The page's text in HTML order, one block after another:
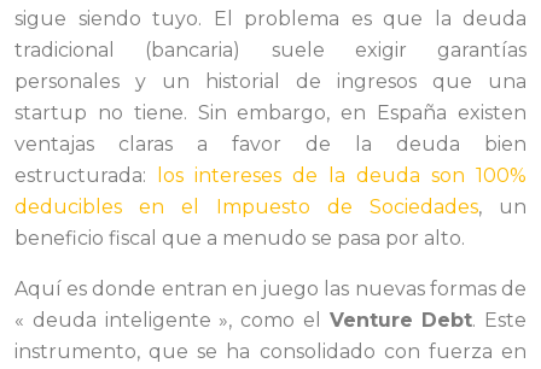
sigue siendo tuyo. El problema es que la deuda
tradicional (bancaria) suele exigir garantías
personales y un historial de ingresos que una
startup no tiene. Sin embargo, en España existen
ventajas claras a favor de la deuda bien
estructurada:
los intereses de la deuda son 100%
deducibles en el Impuesto de Sociedades, un
beneficio fiscal que a menudo se pasa por alto.
Aquí es donde entran en juego las nuevas formas de
« deuda inteligente », como el Venture Debt. Este
instrumento, que se ha consolidado con fuerza en